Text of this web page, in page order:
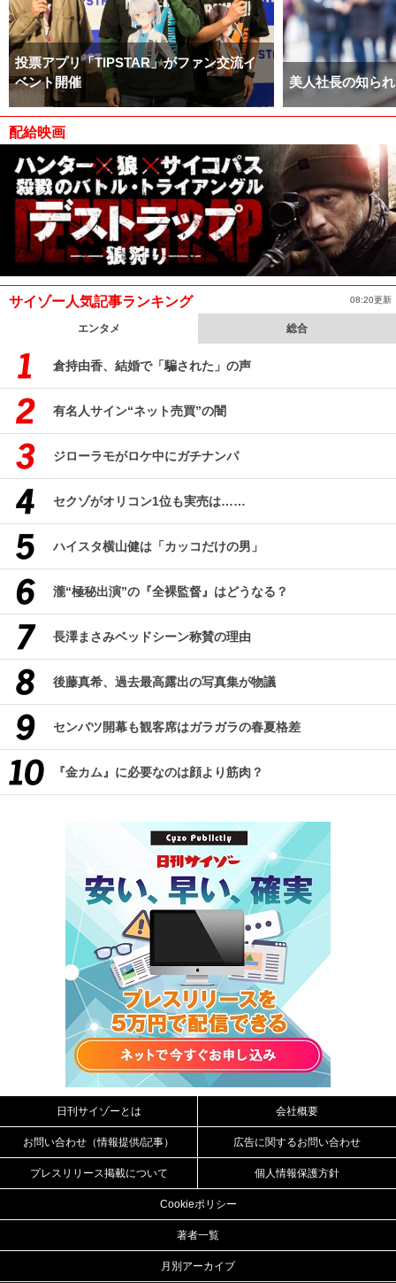
投票アプリ「TIPSTAR」がファン交流イ
ベント開催
美人社長の知ら
配給映画
サイゾー人気記事ランキング 08:20更新
エンタメ 総合
倉持由香、結婚で「騙された」の声
有名人サイン“ネット売買”の闇
ジローラモがロケ中にガチナンパ
セクゾがオリコン1位も実売は……
ハイスタ横山健は「カッコだけの男」
瀧“極秘出演”の『全裸監督』はどうなる？
長澤まさみベッドシーン称賛の理由
後藤真希、過去最高露出の写真集が物議
センバツ開幕も観客席はガラガラの春夏格差
『金カム』に必要なのは顔より筋肉？
日刊サイゾーとは 会社概要
お問い合わせ（情報提供/記事） 広告に関するお問い合わせ
プレスリリース掲載について 個人情報保護方針
Cookieポリシー
著者一覧
月別アーカイブ